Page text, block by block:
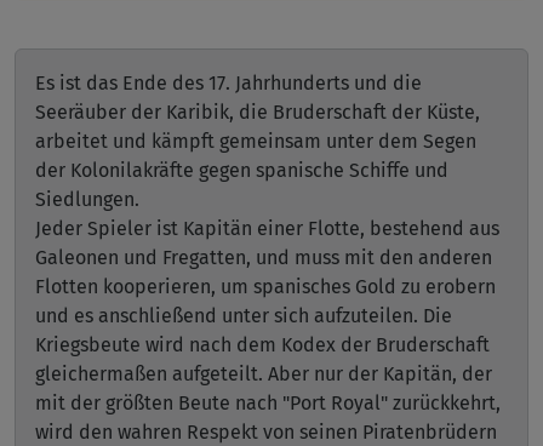
Es ist das Ende des 17. Jahrhunderts und die
Seeräuber der Karibik, die Bruderschaft der Küste,
arbeitet und kämpft gemeinsam unter dem Segen
der Kolonilakräfte gegen spanische Schiffe und
Siedlungen.
Jeder Spieler ist Kapitän einer Flotte, bestehend aus
Galeonen und Fregatten, und muss mit den anderen
Flotten kooperieren, um spanisches Gold zu erobern
und es anschließend unter sich aufzuteilen. Die
Kriegsbeute wird nach dem Kodex der Bruderschaft
gleichermaßen aufgeteilt. Aber nur der Kapitän, der
mit der größten Beute nach "Port Royal" zurückkehrt,
wird den wahren Respekt von seinen Piratenbrüdern